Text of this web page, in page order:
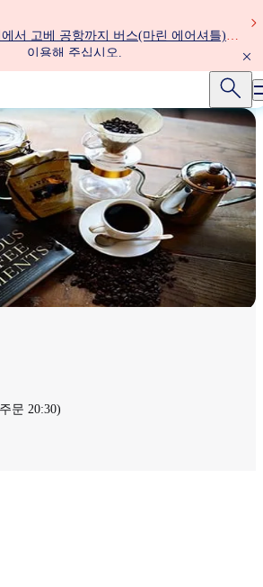
서 고베 공항까지 버스(마린 에어셔틀)를
이용해 주십시오.
문 20:30)